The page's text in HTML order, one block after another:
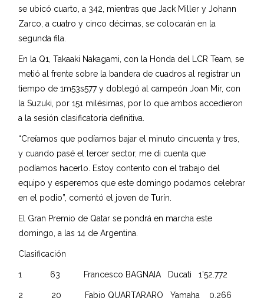
se ubicó cuarto, a 342, mientras que Jack Miller y Johann
Zarco, a cuatro y cinco décimas, se colocarán en la
segunda fila.
En la Q1, Takaaki Nakagami, con la Honda del LCR Team, se
metió al frente sobre la bandera de cuadros al registrar un
tiempo de 1m53s577 y doblegó al campeón Joan Mir, con
la Suzuki, por 151 milésimas, por lo que ambos accedieron
a la sesión clasificatoria definitiva.
“Creíamos que podíamos bajar el minuto cincuenta y tres,
y cuando pasé el tercer sector, me di cuenta que
podíamos hacerlo. Estoy contento con el trabajo del
equipo y esperemos que este domingo podamos celebrar
en el podio”, comentó el joven de Turín.
El Gran Premio de Qatar se pondrá en marcha este
domingo, a las 14 de Argentina.
Clasificación
1 63 Francesco BAGNAIA Ducati 1’52.772
2 20 Fabio QUARTARARO Yamaha 0.266